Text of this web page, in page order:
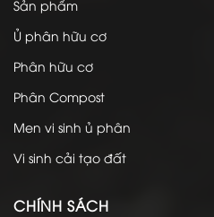
Sản phẩm
Ủ phân hữu cơ
Phân hữu cơ
Phân Compost
Men vi sinh ủ phân
Vi sinh cải tạo đất
CHÍNH SÁCH